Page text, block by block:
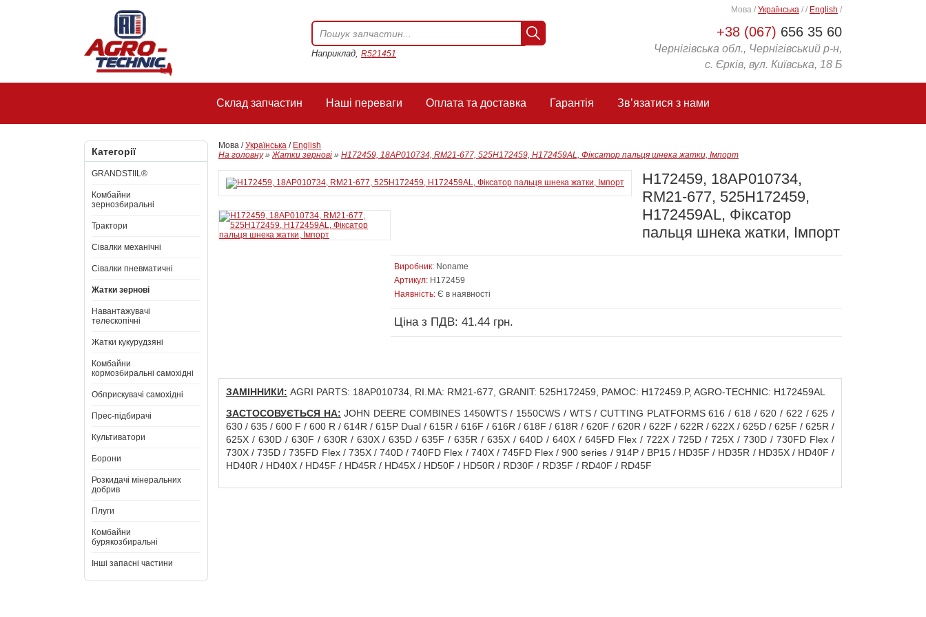
+38 (067) 656 35 60
Чернігівська обл., Чернігівський р-н,
с. Єрків, вул. Київська, 18 Б
Мова / Українська / / English /
Наприклад, R521451
Склад запчастин Наші переваги Оплата та доставка Гарантія Зв’язатися з нами
Категорії
GRANDSTIIL®
Комбайни
зернозбиральні
Трактори
Сівалки механічні
Сівалки пневматичні
Жатки зернові
Навантажувачі
телескопічні
Жатки кукурудзяні
Комбайни
кормозбиральні самохідні
Обприскувачі самохідні
Прес-підбирачі
Культиватори
Борони
Розкидачі мінеральних
добрив
Плуги
Комбайни
бурякозбиральні
Інші запасні частини
Мова /Українська / English
На головну»Жатки зернові » H172459, 18AP010734, RM21-677, 525H172459, H172459AL, Фіксатор пальця шнека жатки, Імпорт
H172459, 18AP010734,
RM21-677, 525H172459,
H172459AL, Фіксатор
пальця шнека жатки, Імпорт
Виробник: Noname
Артикул: H172459
Наявність: Є в наявності
Ціна з ПДВ: 41.44 грн.
ЗАМІННИКИ: AGRI PARTS: 18AP010734, RI.MA: RM21-677, GRANIT: 525H172459, РАМОС: H172459.P, AGRO-TECHNIC: H172459AL
ЗАСТОСОВУЄТЬСЯ НА: JOHN DEERE COMBINES 1450WTS / 1550CWS / WTS / CUTTING PLATFORMS 616 / 618 / 620 / 622 / 625 /
630 / 635 / 600 F / 600 R / 614R / 615P Dual / 615R / 616F / 616R / 618F / 618R / 620F / 620R / 622F / 622R / 622X / 625D / 625F / 625R /
625X / 630D / 630F / 630R / 630X / 635D / 635F / 635R / 635X / 640D / 640X / 645FD Flex / 722X / 725D / 725X / 730D / 730FD Flex /
730X / 735D / 735FD Flex / 735X / 740D / 740FD Flex / 740X / 745FD Flex / 900 series / 914P / BP15 / HD35F / HD35R / HD35X / HD40F /
HD40R / HD40X / HD45F / HD45R / HD45X / HD50F / HD50R / RD30F / RD35F / RD40F / RD45F